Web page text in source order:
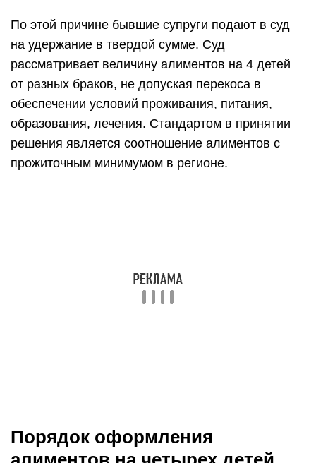
По этой причине бывшие супруги подают в суд
на удержание в твердой сумме. Суд
рассматривает величину алиментов на 4 детей
от разных браков, не допуская перекоса в
обеспечении условий проживания, питания,
образования, лечения. Стандартом в принятии
решения является соотношение алиментов с
прожиточным минимумом в регионе.
Порядок оформления